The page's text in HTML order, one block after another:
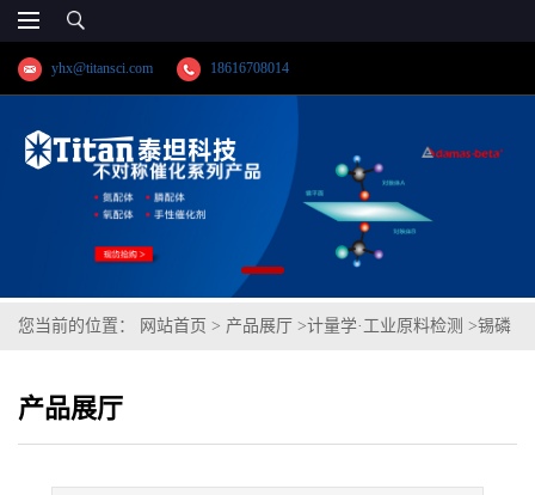
yhx@titansci.com 18616708014
您当前的位置： 网站首页 > 产品展厅 >计量学·工业原料检测 >锡磷
产品展厅